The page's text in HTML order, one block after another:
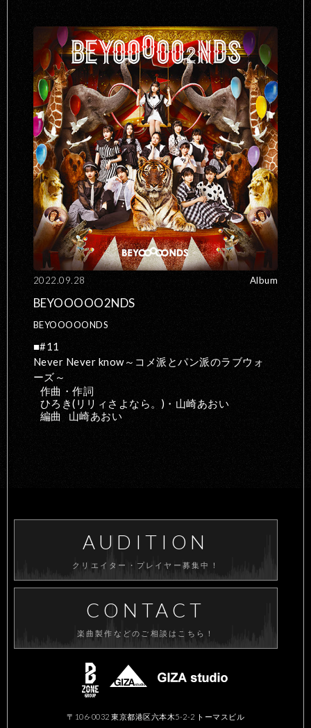
2022.09.28 Album
BEYOOOOO2NDS
BEYOOOOONDS
#11
Never Never know～コメ派とパン派のラブウォ
ーズ～
作曲・作詞
ひろき(リリィさよなら。)・山崎あおい
編曲
山崎あおい
〒106-0032 東京都港区六本木5-2-2 トーマスビル
AUDITION
クリエイター・プレイヤー募集中！
CONTACT
楽曲製作などのご相談はこちら！